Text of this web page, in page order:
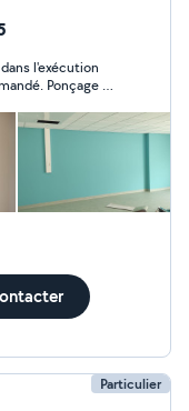
l'exécution
Ponçage et
Particulier